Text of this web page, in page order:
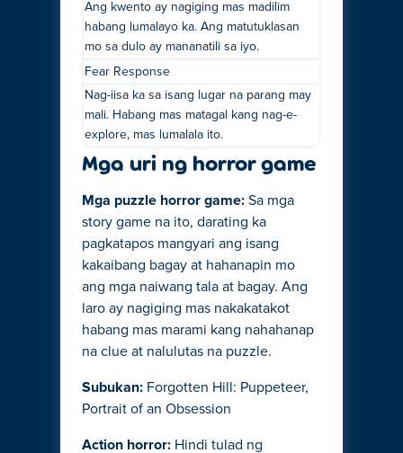
Ang kwento ay nagiging mas madilim
habang lumalayo ka. Ang matutuklasan
mo sa dulo ay mananatili sa iyo.
Fear Response
Nag-iisa ka sa isang lugar na parang may
mali. Habang mas matagal kang nag-e-
explore, mas lumalala ito.
Mga uri ng horror game
Mga puzzle horror game: Sa mga
story game na ito, darating ka
pagkatapos mangyari ang isang
kakaibang bagay at hahanapin mo
ang mga naiwang tala at bagay. Ang
laro ay nagiging mas nakakatakot
habang mas marami kang nahahanap
na clue at nalulutas na puzzle.
Subukan: Forgotten Hill: Puppeteer,
Portrait of an Obsession
Action horror: Hindi tulad ng